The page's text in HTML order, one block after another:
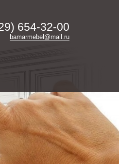
654-32-00
bamarmebel@mail.ru